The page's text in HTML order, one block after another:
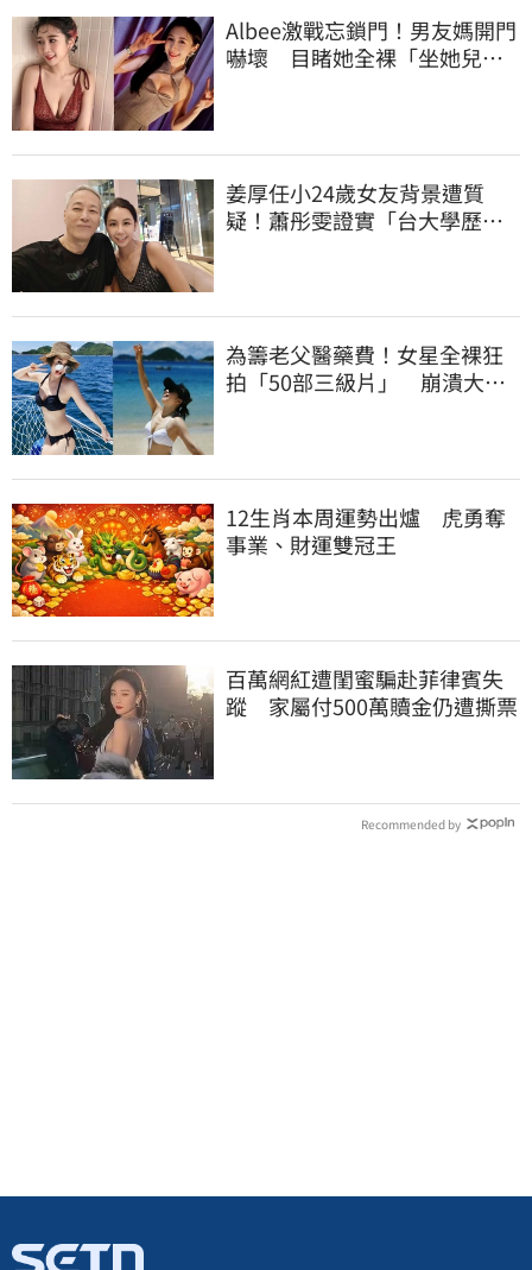
Albee激戰忘鎖門！男友媽開門
嚇壞 目睹她全裸「坐她兒子
姜厚任小24歲女友背景遭質
疑！蕭彤雯證實「台大學歷是
為籌老父醫藥費！女星全裸狂
拍「50部三級片」 崩潰大
12生肖本周運勢出爐 虎勇奪
事業、財運雙冠王
百萬網紅遭閨蜜騙赴菲律賓失
蹤 家屬付500萬贖金仍遭撕票
Recommended by